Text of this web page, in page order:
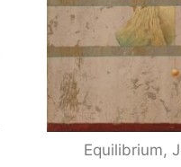
Equilibrium,